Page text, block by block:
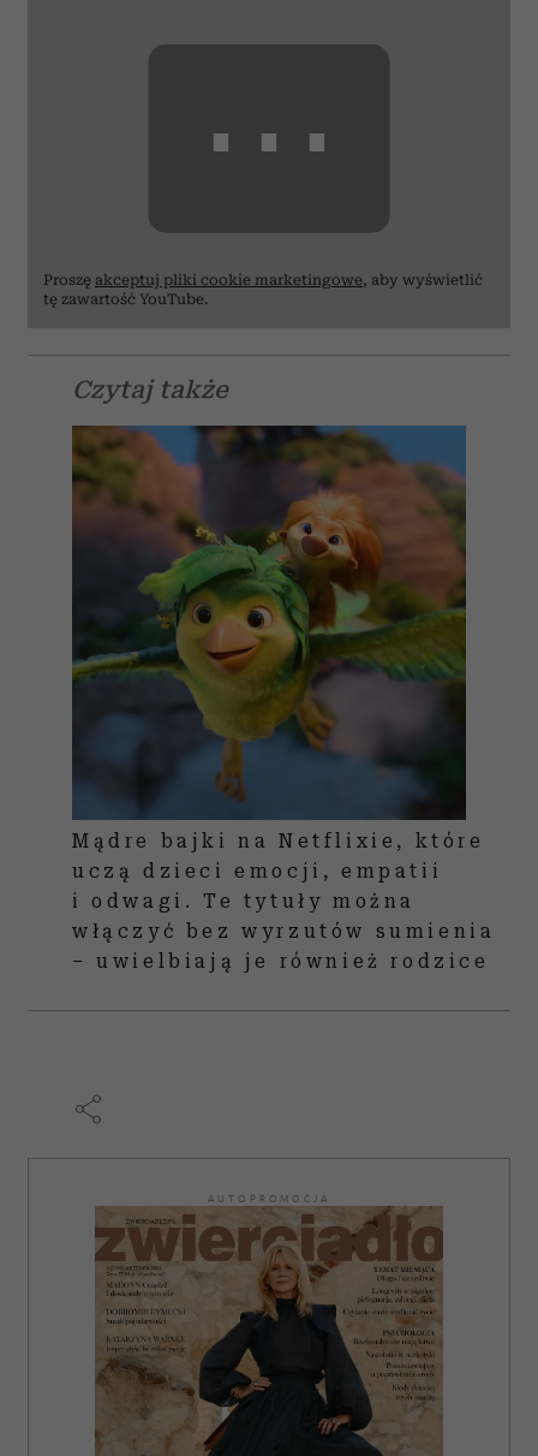
⋯
Proszę akceptuj pliki cookie marketingowe, aby wyświetlić
tę zawartość YouTube.
Czytaj także
Mądre bajki na Netflixie, które
uczą dzieci emocji, empatii
i odwagi. Te tytuły można
włączyć bez wyrzutów sumienia
– uwielbiają je również rodzice
AUTOPROMOCJA